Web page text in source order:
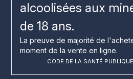
alcoolisées aux
de 18 ans.
La preuve de majorité de
moment de la vente en ligne.
CODE DE LA SANTÉ